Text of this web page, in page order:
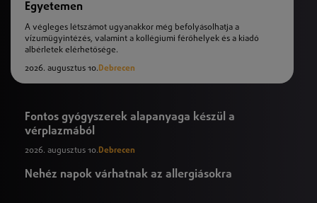
Egyetemen
A végleges létszámot ugyanakkor még befolyásolhatja a
vízumügyintézés, valamint a kollégiumi férőhelyek és a kiadó
albérletek elérhetősége.
2026. augusztus 10.Debrecen
Fontos gyógyszerek alapanyaga készül a
vérplazmából
2026. augusztus 10.Debrecen
Nehéz napok várhatnak az allergiásokra